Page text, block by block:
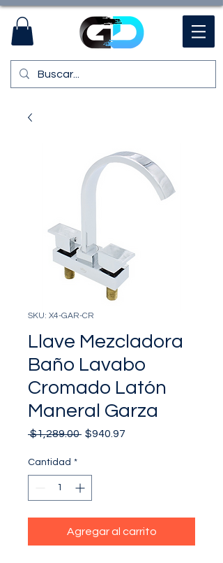
SKU: X4-GAR-CR
Llave Mezcladora
Baño Lavabo
Cromado Latón
Maneral Garza
$1,289.00 Precio
$940.97
Cantidad *
Agregar al carrito